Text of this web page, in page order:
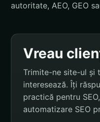
autoritate, AEO, GEO
Vreau
Trimite-ne site-ul și
interesează. Îți
practică pentru
automatizare SEO